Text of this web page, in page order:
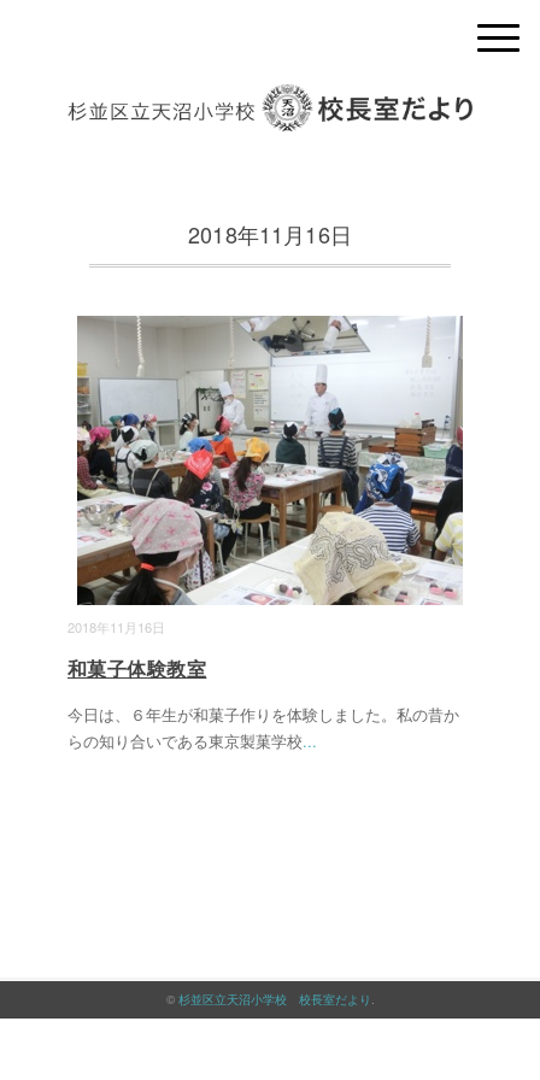
2018年11月16日
2018年11月16日
和菓子体験教室
今日は、６年生が和菓子作りを体験しました。私の昔か
らの知り合いである東京製菓学校...
© 杉並区立天沼小学校 校長室だより .